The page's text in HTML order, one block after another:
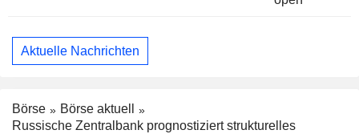
Aktuelle Nachrichten
Börse
Börse aktuell
Russische Zentralbank prognostiziert strukturelles